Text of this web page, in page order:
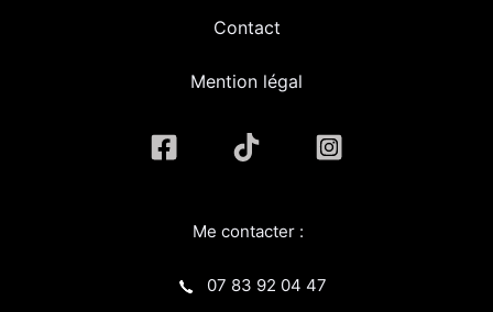
Contact
Mention légal
Me contacter :
07 83 92 04 47